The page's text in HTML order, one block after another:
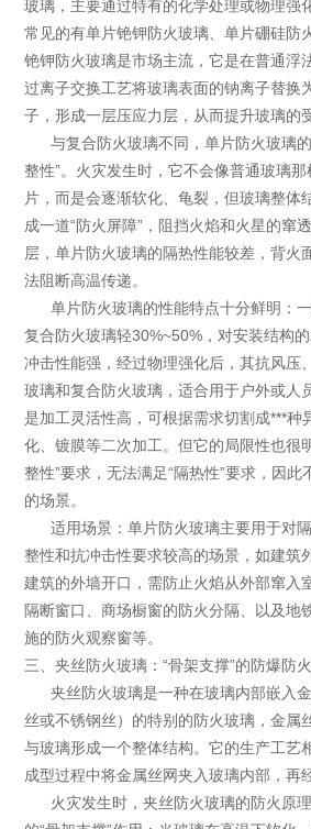
玻璃，主要通过特有的化学处理或物理强
常见的有单片铯钾防火玻璃、单片硼硅防
铯钾防火玻璃是市场主流，它是在普通浮
过离子交换工艺将玻璃表面的钠离子替换
子，形成一层压应力层，从而提升玻璃的
与复合防火玻璃不同，单片防火玻璃
整性”。火灾发生时，它不会像普通玻璃
片，而是会逐渐软化、龟裂，但玻璃整体
成一道“防火屏障”，阻挡火焰和火星的窜
层，单片防火玻璃的隔热性能较差，背火
法阻断高温传递。
单片防火玻璃的性能特点十分鲜明：
复合防火玻璃轻30%~50%，对安装结构
冲击性能强，经过物理强化后，其抗风压
玻璃和复合防火玻璃，适合用于户外或人
是加工灵活性高，可根据需求切割成***种
化、镀膜等二次加工。但它的局限性也很
整性”要求，无法满足“隔热性”要求，因
的场景。
适用场景：单片防火玻璃主要用于对
整性和抗冲击性要求较高的场景，如建筑
建筑的外墙开口，需防止火焰从外部窜入
隔断窗口、商场橱窗的防火分隔、以及地
施的防火观察窗等。
三、夹丝防火玻璃：“骨架支撑”的防爆防
夹丝防火玻璃是一种在玻璃内部嵌入
丝或不锈钢丝）的特别的防火玻璃，金属
与玻璃形成一个整体结构。它的生产工艺
成型过程中将金属丝网夹入玻璃内部，再
火灾发生时，夹丝防火玻璃的防火原